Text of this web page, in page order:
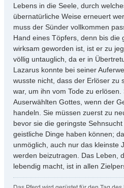
Lebens in die Seele, durch
übernatürliche Weise erneuert
muss der Sünder vollkommen
Hand eines Töpfers, denn bis die
wirksam geworden ist, ist er zu
völlig untauglich, da er in
Lazarus konnte bei seiner
wusste nicht, dass der Erlöser zu
war, um ihn vom Tode zu erlösen.
Auserwählten Gottes, wenn der
handeln. Sie müssen zuerst zu
bevor sie die geringste
geistliche Dinge haben können;
unmöglich, auch nur das kleinste
werden beizutragen. Das Leben,
lebendig macht, ist in allen